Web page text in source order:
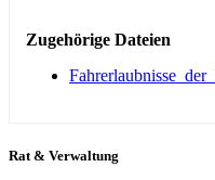
Zugehörige Dateien
Rat & Verwaltung